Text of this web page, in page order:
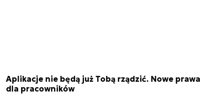
Aplikacje nie będą już Tobą rządzić. Nowe prawa
dla pracowników